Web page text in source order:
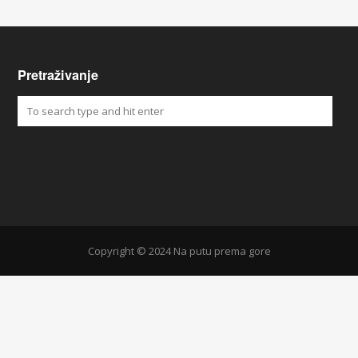
Pretraživanje
Copyright © 2024 Na putu prema gore